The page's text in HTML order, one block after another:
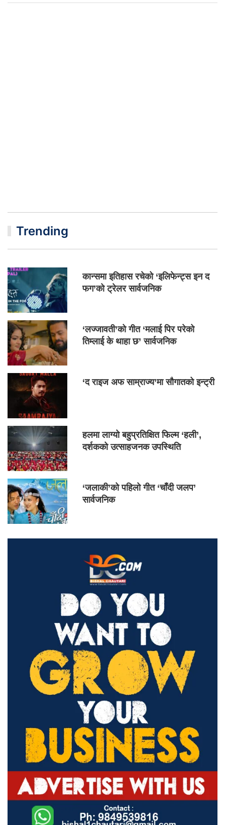
Trending
कान्समा इतिहास रचेको ‘इलिफेन्ट्स इन द
फग’को ट्रेलर सार्वजनिक
‘लज्जावती’को गीत ‘मलाई पिर परेको
तिम्लाई के थाहा छ’ सार्वजनिक
‘द राइज अफ साम्राज्य’मा सौगातको इन्ट्री
हलमा लाग्यो बहुप्रतिक्षित फिल्म ‘हली’,
दर्शकको उत्साहजनक उपस्थिति
‘जलाकी’को पहिलो गीत ‘चाँदी जलप’
सार्वजनिक